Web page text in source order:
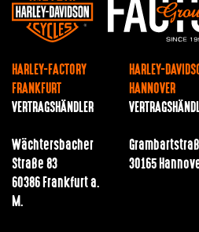
HARLEY-FACTORY
FRANKFURT
VERTRAGSHÄNDLER
Wächtersbacher
Straße 83
60386 Frankfurt a.
M.
HARLEY-
HANNOVER
30165